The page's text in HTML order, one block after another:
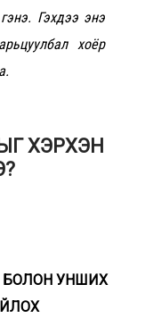
Гэхдээ энэ
хоёр
ХЭРХЭН
БОЛОН УНШИХ